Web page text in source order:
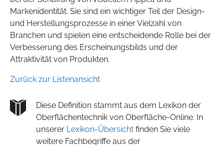
Markenidentität. Sie sind ein wichtiger Teil der Design-
und Herstellungsprozesse in einer Vielzahl von
Branchen und spielen eine entscheidende Rolle bei der
Verbesserung des Erscheinungsbilds und der
Attraktivität von Produkten.
Zurück zur Listenansicht
Diese Definition stammt aus dem Lexikon der
Oberflächentechnik von Oberfläche-Online. In
unserer Lexikon-Übersicht finden Sie viele
weitere Fachbegriffe aus der